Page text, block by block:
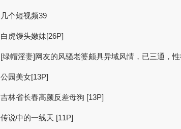
几个短视频39
白虎馒头嫩妹[26P]
[绿帽淫妻]网友的风骚老婆颇具异域风情，已三通，
公园美女[13P]
吉林省长春高颜反差母狗 [13P]
传说中的一线天 [11P]